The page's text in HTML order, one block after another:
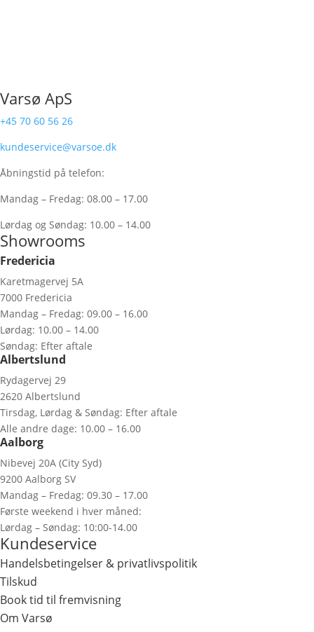
Varsø ApS
+45 70 60 56 26
kundeservice@varsoe.dk
Åbningstid på telefon:
Mandag – Fredag: 08.00 – 17.00
Lørdag og Søndag: 10.00 – 14.00
Showrooms
Fredericia
Karetmagervej 5A
7000 Fredericia
Mandag – Fredag: 09.00 – 16.00
Lørdag: 10.00 – 14.00
Søndag: Efter aftale
Albertslund
Rydagervej 29
2620 Albertslund
Tirsdag, Lørdag & Søndag: Efter aftale
Alle andre dage: 10.00 – 16.00
Aalborg
Nibevej 20A (City Syd)
9200 Aalborg SV
Mandag – Fredag: 09.30 – 17.00
Første weekend i hver måned:
Lørdag – Søndag: 10:00-14.00
Kundeservice
Handelsbetingelser & privatlivspolitik
Tilskud
Book tid til fremvisning
Om Varsø